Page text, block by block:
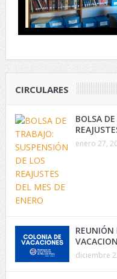
CIRCULARES
BOLSA
enero 27,
REUNIÓN
diciembre